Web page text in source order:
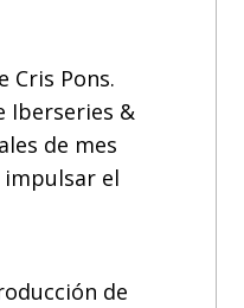
Cris Pons.
Iberseries &
de mes
el
de